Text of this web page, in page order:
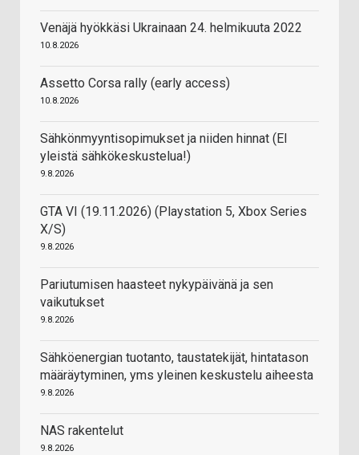
Venäjä hyökkäsi Ukrainaan 24. helmikuuta 2022
10.8.2026
Assetto Corsa rally (early access)
10.8.2026
Sähkönmyyntisopimukset ja niiden hinnat (EI
yleistä sähkökeskustelua!)
9.8.2026
GTA VI (19.11.2026) (Playstation 5, Xbox Series
X/S)
9.8.2026
Pariutumisen haasteet nykypäivänä ja sen
vaikutukset
9.8.2026
Sähköenergian tuotanto, taustatekijät, hintatason
määräytyminen, yms yleinen keskustelu aiheesta
9.8.2026
NAS rakentelut
9.8.2026